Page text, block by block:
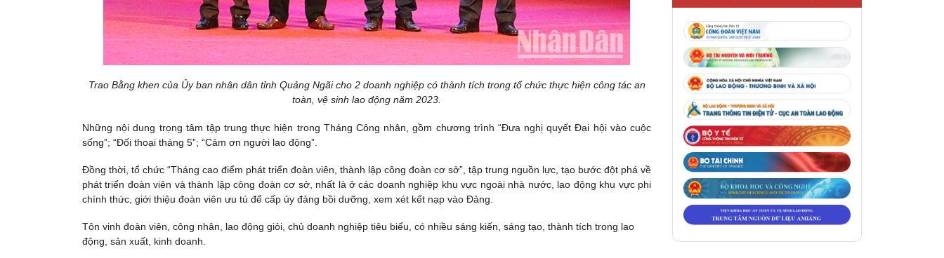
Trao Bằng khen của Ủy ban nhân dân tỉnh Quảng Ngãi cho 2 doanh nghiệp có thành tích trong tổ chức thực hiện công tác an
toàn, vệ sinh lao động năm 2023.
Những nội dung trọng tâm tập trung thực hiện trong Tháng Công nhân, gồm chương trình “Đưa nghị quyết Đại hội vào cuộc
sống”; “Đối thoại tháng 5”; “Cảm ơn người lao động”.
Đồng thời, tổ chức “Tháng cao điểm phát triển đoàn viên, thành lập công đoàn cơ sở”, tập trung nguồn lực, tạo bước đột phá về
phát triển đoàn viên và thành lập công đoàn cơ sở, nhất là ở các doanh nghiệp khu vực ngoài nhà nước, lao động khu vực phi
chính thức, giới thiệu đoàn viên ưu tú để cấp ủy đảng bồi dưỡng, xem xét kết nạp vào Đảng.
Tôn vinh đoàn viên, công nhân, lao động giỏi, chủ doanh nghiệp tiêu biểu, có nhiều sáng kiến, sáng tạo, thành tích trong lao
động, sản xuất, kinh doanh.